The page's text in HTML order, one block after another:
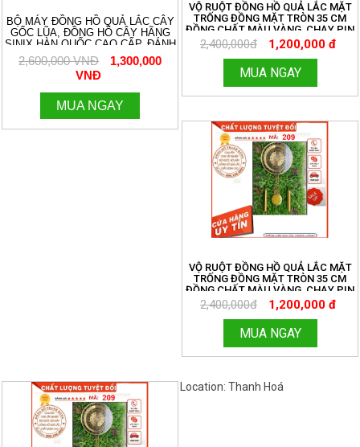
BỘ MÁY ĐỒNG HỒ QUẢ LẮC CÂY
GỐC LŨA, ĐỒNG HỒ CÂY HÃNG
SINIX HÀN QUỐC CAO CẤP, ĐÁNH
3 BẢN NHẠC CHUÔNG CỔ ĐIỂN
AVEMARIA, WESTMINTER, ĐIỂM
CHUÔNG. ÂM THANH DU DƯƠNG
CM. 096.188.2921
2,600,000 VNĐ
1,300,000
VNĐ
MUA NGAY
VỘ RUỘT ĐỒNG HỒ QUẢ LẮC MẶT
TRỐNG ĐỒNG MẶT TRÒN 35 CM
ĐỒNG CHẤT MÀU VÀNG, CHẠY PIN
TIỂU ĐƠN GIẢN. MIỄN SHIP TOÀN
QUỐC. ĐỒNG HỒ THANH HÙNG.
2,400,000đ 1,200,000 đ
MUA NGAY
VỘ RUỘT ĐỒNG HỒ QUẢ LẮC MẶT
TRỐNG ĐỒNG MẶT TRÒN 35 CM
ĐỒNG CHẤT MÀU VÀNG, CHẠY PIN
TIỂU ĐƠN GIẢN. MIỄN SHIP TOÀN
QUỐC. ĐỒNG HỒ THANH HÙNG.
2,400,000đ 1,200,000 đ
MUA NGAY
Location: Thanh Hoá